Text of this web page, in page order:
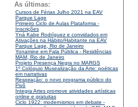
As últimas:
Cursos de Férias Julho 2021 na EAV
Parque Lage
Primeiro Ciclo de Aulas Plataforma -
Inscrições
Yná Kabe Rodríguez e convidados em
Ativações na Hábito/Habitante na EAV
Parque Lage, Rio de Janeiro
Yonamine em Fala Pública - Residências
MAM, Rio de Janeiro
Projeto Presença Negra no MARGS
1º Colóquio Musealização da Arte: poéticas
em narrativas
Respiração: o novo programa público do
Pivô
Integra Artes promove atividades artísticas
online e gratuitas
Ciclo 1922: modernismos em debate -